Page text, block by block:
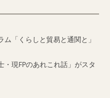
「くらしと貿易と通関と」
現FPのあれこれ話」がスタ